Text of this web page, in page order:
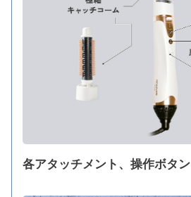
各アタッチメント、操作ボタン